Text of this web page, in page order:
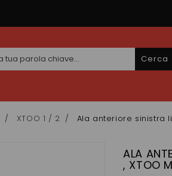
Cerca
XTOO 1 / 2 Ala anteriore sinistra
ALA
, XTOO